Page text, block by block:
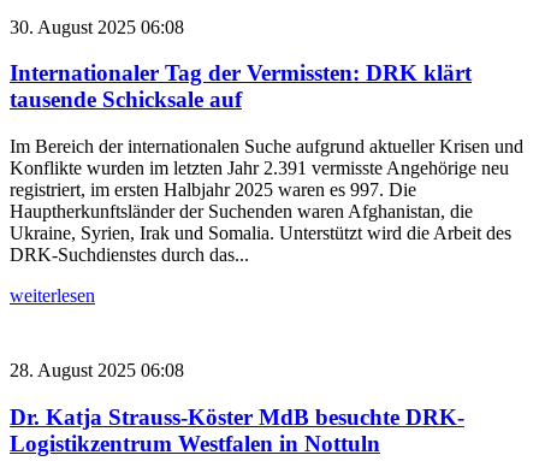
30. August 2025 06:08
Internationaler Tag der Vermissten: DRK klärt
tausende Schicksale auf
Im Bereich der internationalen Suche aufgrund aktueller Krisen und
Konflikte wurden im letzten Jahr 2.391 vermisste Angehörige neu
registriert, im ersten Halbjahr 2025 waren es 997. Die
Hauptherkunftsländer der Suchenden waren Afghanistan, die
Ukraine, Syrien, Irak und Somalia. Unterstützt wird die Arbeit des
DRK-Suchdienstes durch das...
weiterlesen
28. August 2025 06:08
Dr. Katja Strauss-Köster MdB besuchte DRK-
Logistikzentrum Westfalen in Nottuln